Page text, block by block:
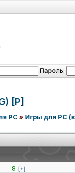
Пароль:
[P]
PC» Игры для PC
8 [+]